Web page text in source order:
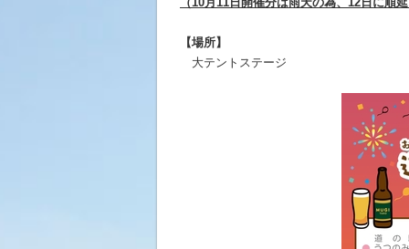
【場所】
大テントステージ